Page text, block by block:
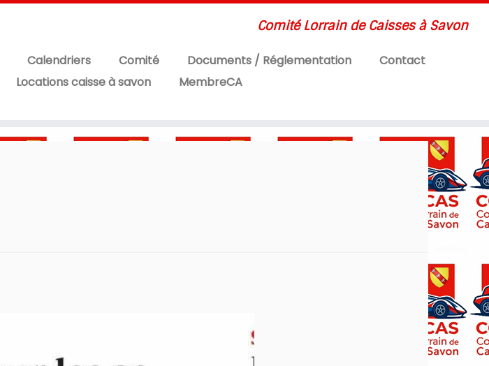
Comité Lorrain de Caisses à Savon
Calendriers Comité Documents / Réglementation
Contact
Locations caisse à savon MembreCA